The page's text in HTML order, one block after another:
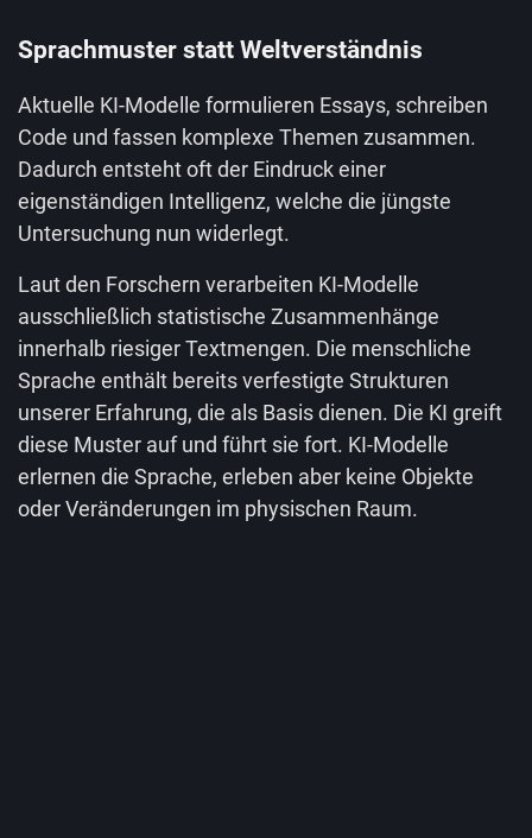
Sprachmuster statt Weltverständnis
Aktuelle KI-Modelle formulieren Essays, schreiben
Code und fassen komplexe Themen zusammen.
Dadurch entsteht oft der Eindruck einer
eigenständigen Intelligenz, welche die jüngste
Untersuchung nun widerlegt.
Laut den Forschern verarbeiten KI-Modelle
ausschließlich statistische Zusammenhänge
innerhalb riesiger Textmengen. Die menschliche
Sprache enthält bereits verfestigte Strukturen
unserer Erfahrung, die als Basis dienen. Die KI greift
diese Muster auf und führt sie fort. KI-Modelle
erlernen die Sprache, erleben aber keine Objekte
oder Veränderungen im physischen Raum.